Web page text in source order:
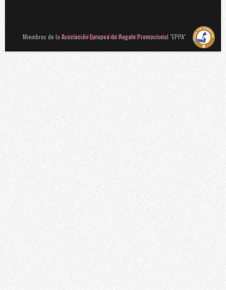
Diseño Páginas Webs pentacorp.net
Miembros de la Asociación Europea de Regalo Promocional "EPPA"